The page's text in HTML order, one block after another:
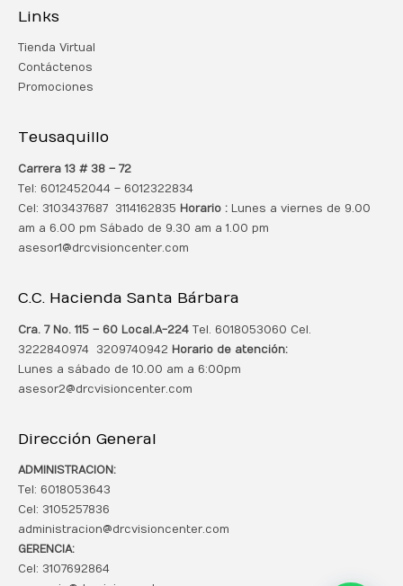
Links
Tienda Virtual
Contáctenos
Promociones
Teusaquillo
Carrera 13 # 38 – 72
Tel: 6012452044 – 6012322834
Cel: 3103437687 3114162835 Horario : Lunes a viernes de 9.00
am a 6.00 pm Sábado de 9.30 am a 1.00 pm
asesor1@drcvisioncenter.com
C.C. Hacienda Santa Bárbara
Cra. 7 No. 115 – 60 Local.A-224 Tel. 6018053060 Cel.
3222840974 3209740942 Horario de atención:
Lunes a sábado de 10.00 am a 6:00pm
asesor2@drcvisioncenter.com
Dirección General
ADMINISTRACION:
Tel: 6018053643
Cel: 3105257836
administracion@drcvisioncenter.com
GERENCIA:
Cel: 3107692864